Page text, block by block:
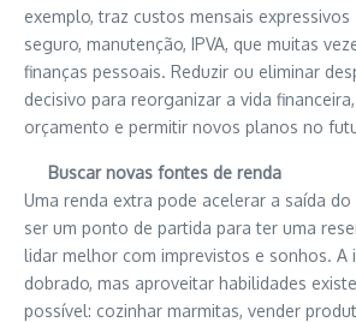
exemplo, traz custos mensais
seguro, manutenção, IPVA, que muitas
finanças pessoais. Reduzir ou eliminar
decisivo para reorganizar a vida
orçamento e permitir novos planos no
Buscar novas fontes de renda
Uma renda extra pode acelerar a saída
ser um ponto de partida para ter uma
lidar melhor com imprevistos e sonhos. A
dobrado, mas aproveitar habilidades
possível: cozinhar marmitas, vender